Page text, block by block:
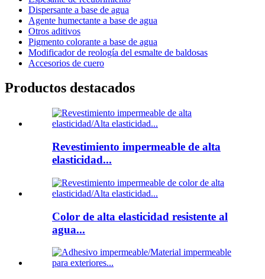
Dispersante a base de agua
Agente humectante a base de agua
Otros aditivos
Pigmento colorante a base de agua
Modificador de reología del esmalte de baldosas
Accesorios de cuero
Productos destacados
Revestimiento impermeable de alta
elasticidad...
Color de alta elasticidad resistente al
agua...